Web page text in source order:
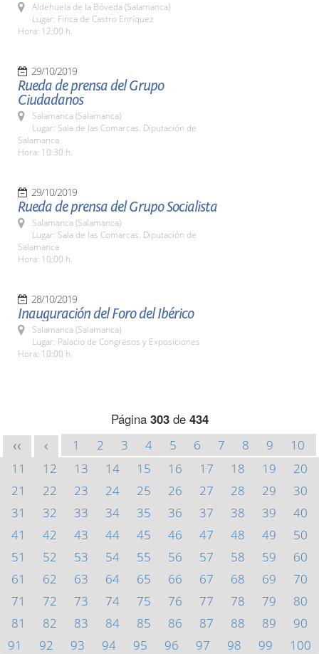
Aldehuela de la Bóveda (Salamanca)
Lugar: Finca de Castro Enríquez
Hora: 12:00 h.
29/10/2019
Rueda de prensa del Grupo
Ciudadanos
Salamanca (Salamanca)
Lugar: Sala de las Comarcas. Diputación de
Salamanca
Hora: 10:30 h.
29/10/2019
Rueda de prensa del Grupo Socialista
Salamanca (Salamanca)
Lugar: Sala de las Comarcas. Diputación de
Salamanca
Hora: 10:00 h.
28/10/2019
Inauguración del Foro del Ibérico
Salamanca (Salamanca)
Lugar: Palacio de Congresos y Exposiciones
Hora: 10:00 h.
Página 303de 434
<< < 1 2 3 4 5 6 7 8 9
10
11
12 13 14 15 16 17 18 19
20
21
22 23 24 25 26 27 28 29
30
31
32 33 34 35 36 37 38 39
40
41
42 43 44 45 46 47 48 49
50
51
52 53 54 55 56 57 58 59
60
61
62 63 64 65 66 67 68 69
70
71
72 73 74 75 76 77 78 79
80
81
82 83 84 85 86 87 88 89
90
91
92 93 94 95 96 97 98 99
100